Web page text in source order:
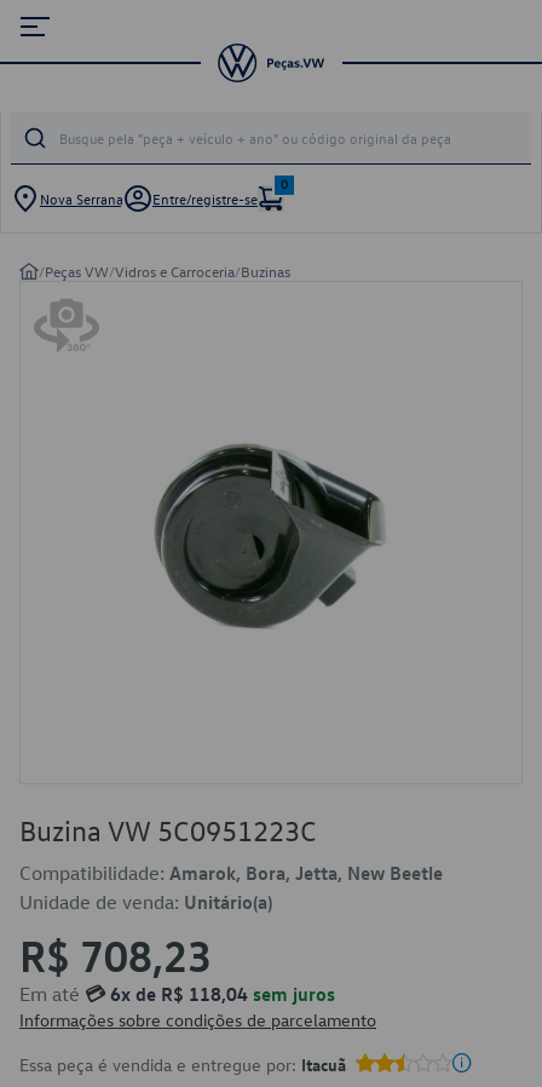
Nova Serrana Entre/registre-se
0
/Peças VW/Vidros e Carroceria/Buzinas
Buzina VW 5C0951223C
Compatibilidade: Amarok, Bora, Jetta, New Beetle
Unidade de venda: Unitário(a)
R$ 708,23
Em até 💳 6x de R$ 118,04 sem juros
Informações sobre condições de parcelamento
Essa peça é vendida e entregue por: Itacuã